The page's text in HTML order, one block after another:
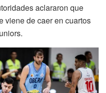
aclararon que
viene de caer en cuartos